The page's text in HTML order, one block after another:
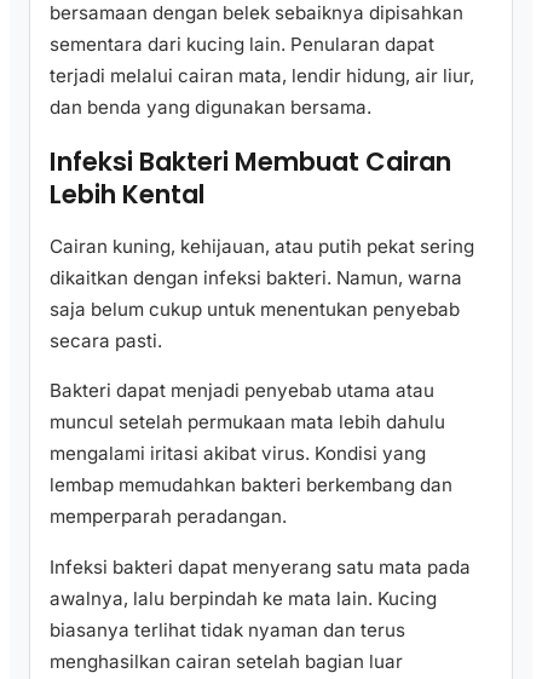
bersamaan dengan belek sebaiknya dipisahkan
sementara dari kucing lain. Penularan dapat
terjadi melalui cairan mata, lendir hidung, air liur,
dan benda yang digunakan bersama.
Infeksi Bakteri Membuat Cairan
Lebih Kental
Cairan kuning, kehijauan, atau putih pekat sering
dikaitkan dengan infeksi bakteri. Namun, warna
saja belum cukup untuk menentukan penyebab
secara pasti.
Bakteri dapat menjadi penyebab utama atau
muncul setelah permukaan mata lebih dahulu
mengalami iritasi akibat virus. Kondisi yang
lembap memudahkan bakteri berkembang dan
memperparah peradangan.
Infeksi bakteri dapat menyerang satu mata pada
awalnya, lalu berpindah ke mata lain. Kucing
biasanya terlihat tidak nyaman dan terus
menghasilkan cairan setelah bagian luar